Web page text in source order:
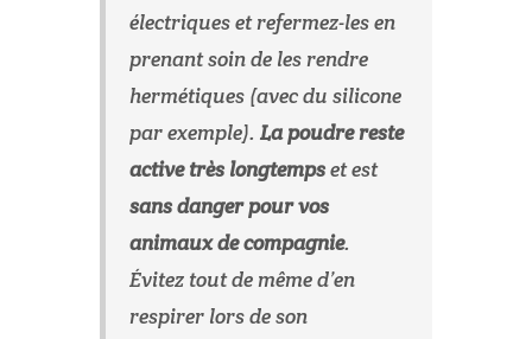
électriques et refermez-les en
prenant soin de les rendre
hermétiques (avec du silicone
par exemple). La poudre reste
active très longtempset est
sans danger pour vos
animaux de compagnie.
Évitez tout de même d’en
respirer lors de son